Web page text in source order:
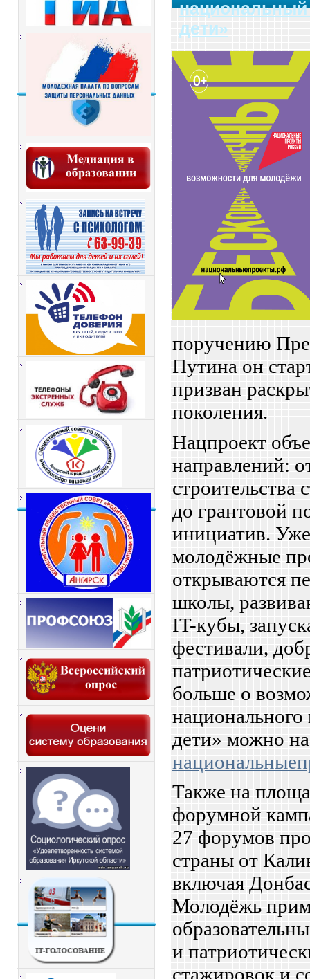
дети»
поручению
Путина он
призван
поколения.
Нацпроект
направлений:
строительства
до грантовой
инициатив.
молодёжные
открываются
школы,
IT-кубы,
фестивали,
больше о
дети» можно
Также на
форумной
27 форумов
страны от
включая
Молодёжь
и
стажировок и